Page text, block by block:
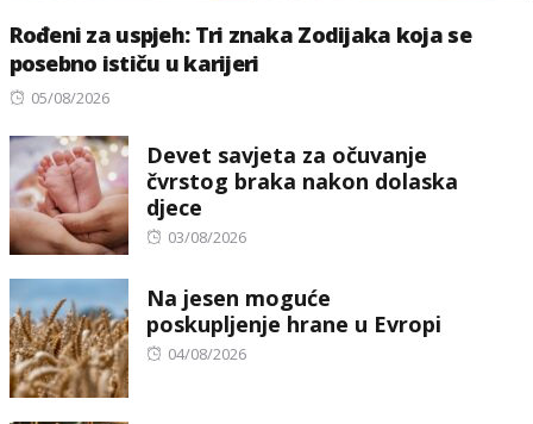
Rođeni za uspjeh: Tri znaka Zodijaka koja se
posebno ističu u karijeri
Posted
05/08/2026
Devet savjeta za očuvanje
čvrstog braka nakon dolaska
djece
Posted
03/08/2026
Na jesen moguće
poskupljenje hrane u Evropi
Posted
04/08/2026